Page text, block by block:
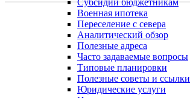
Субсидии бюджетникам
Военная ипотека
Переселение с севера
Аналитический обзор
Полезные адреса
Часто задаваемые вопросы
Типовые планировки
Полезные советы и ссылки
Юридические услуги